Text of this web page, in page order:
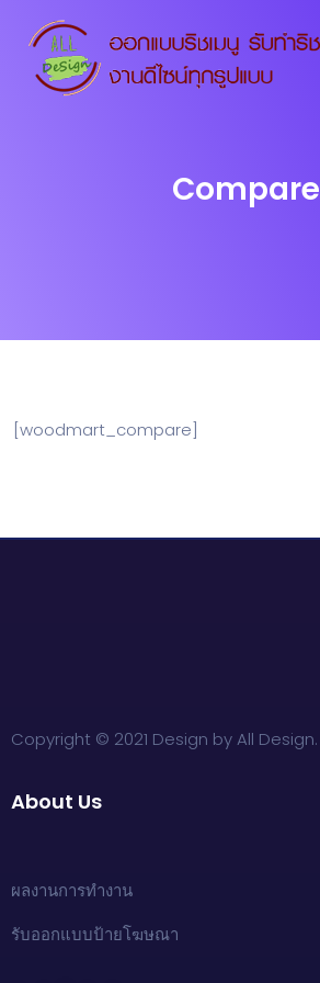
Compare
[woodmart_compare]
Copyright © 2021 Design by All Design.
About Us
ผลงานการทำงาน
รับออกแบบป้ายโฆษณา